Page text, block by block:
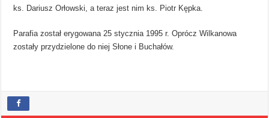
ks. Dariusz Orłowski, a teraz jest nim ks. Piotr Kępka.
Parafia został erygowana 25 stycznia 1995 r. Oprócz Wilkanowa
zostały przydzielone do niej Słone i Buchałów.